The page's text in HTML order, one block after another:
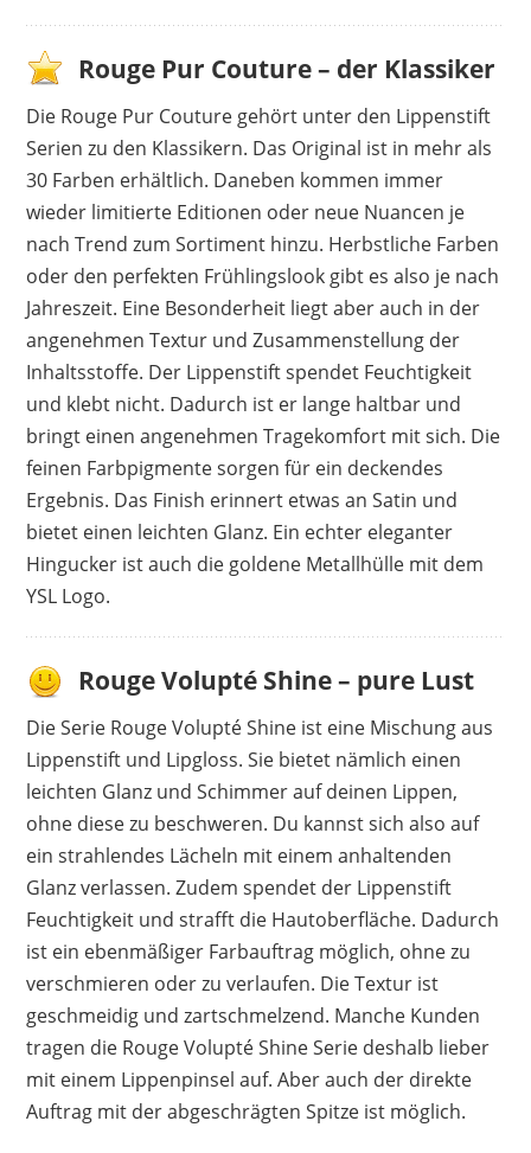
Rouge Pur Couture – der Klassiker
Die Rouge Pur Couture gehört unter den Lippenstift
Serien zu den Klassikern. Das Original ist in mehr als
30 Farben erhältlich. Daneben kommen immer
wieder limitierte Editionen oder neue Nuancen je
nach Trend zum Sortiment hinzu. Herbstliche Farben
oder den perfekten Frühlingslook gibt es also je nach
Jahreszeit. Eine Besonderheit liegt aber auch in der
angenehmen Textur und Zusammenstellung der
Inhaltsstoffe. Der Lippenstift spendet Feuchtigkeit
und klebt nicht. Dadurch ist er lange haltbar und
bringt einen angenehmen Tragekomfort mit sich. Die
feinen Farbpigmente sorgen für ein deckendes
Ergebnis. Das Finish erinnert etwas an Satin und
bietet einen leichten Glanz. Ein echter eleganter
Hingucker ist auch die goldene Metallhülle mit dem
YSL Logo.
Rouge Volupté Shine – pure Lust
Die Serie Rouge Volupté Shine ist eine Mischung aus
Lippenstift und Lipgloss. Sie bietet nämlich einen
leichten Glanz und Schimmer auf deinen Lippen,
ohne diese zu beschweren. Du kannst sich also auf
ein strahlendes Lächeln mit einem anhaltenden
Glanz verlassen. Zudem spendet der Lippenstift
Feuchtigkeit und strafft die Hautoberfläche. Dadurch
ist ein ebenmäßiger Farbauftrag möglich, ohne zu
verschmieren oder zu verlaufen. Die Textur ist
geschmeidig und zartschmelzend. Manche Kunden
tragen die Rouge Volupté Shine Serie deshalb lieber
mit einem Lippenpinsel auf. Aber auch der direkte
Auftrag mit der abgeschrägten Spitze ist möglich.